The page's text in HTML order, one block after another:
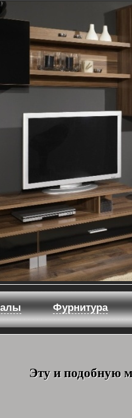
Фурнитура
Эту и подобную